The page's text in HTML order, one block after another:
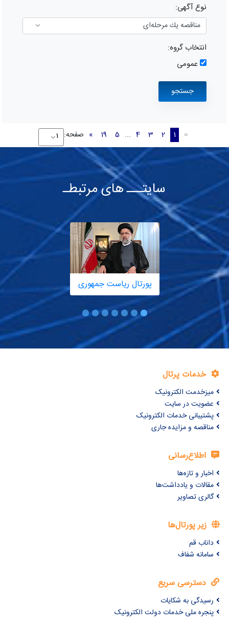
نوع آگهی:
انتخاب گروه:
عمومی
«
1
2
3
4
...
5
19
» صفحه:
سایتـــ های مرتبطـ
پورتال ریاست جمهوری
خدمات پرتال
میزخدمت الکترونیک
عضویت در سایت
پشتیبانی خدمات الکترونیک
مناقصه و مزایده جاری
اطلاع‌رسانی
اخبار و تازه‌ها
مقالات و یادداشت‌ها
گالری تصاویر
زیر پورتال‌ها
داناب قم
سامانه شفاف
دسترسی سریع
رسیدگی به شکایات
پنجره ملی خدمات دولت الکترونیک